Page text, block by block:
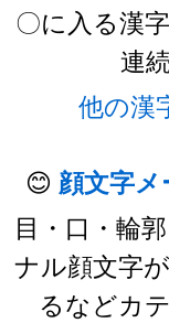
〇に入る漢
連
他の漢
😊 顔文字
目・口・輪
ナル顔文字
るなどカ